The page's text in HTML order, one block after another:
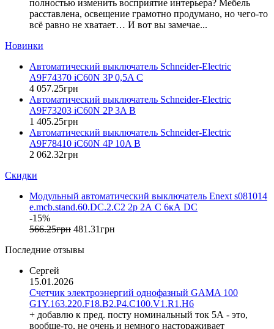
F&F (Польша)
FRER (Италия)
FS (Украина)
Galkat (Украина)
GENERICA (Китай)
Gewiss (Италия)
Ginlong Solis (Китай)
GreenVision (Китай)
Hager (Германия)
Haupa (Германия)
HD Hyundai Electric (Корея)
Horoz Electric (Турция)
Huawei (Китай)
IME (Италия)
Install Group (Украина)
IPmall (Украина)
JA SOLAR (Китай)
Kanlux
Katko (Финляндия)
KNIPEX (Чехия)
Kolarz (Австрия)
полностью изменить восприятие интерьера? Мебель
расставлена, освещение грамотно продумано, но чего-то
всё равно не хватает… И вот вы замечае...
Новинки
Автоматический выключатель Schneider-Electric
A9F74370 iC60N 3P 0,5A C
4 057.25грн
Автоматический выключатель Schneider-Electric
A9F73203 iC60N 2P 3A B
1 405.25грн
Автоматический выключатель Schneider-Electric
A9F78410 iC60N 4P 10A B
2 062.32грн
Скидки
Модульный автоматический выключатель Enext s081014
e.mcb.stand.60.DC.2.C2 2р 2А C 6кА DC
-15%
566.25грн 481 .31грн
Последние отзывы
Сергей
15.01.2026
Счетчик электроэнергий однофазный GAMA 100
G1Y.163.220.F18.B2.P4.C100.V1.R1.H6
+ добавлю к пред. посту номинальный ток 5А - это,
вообще-то, не очень и немного настораживает